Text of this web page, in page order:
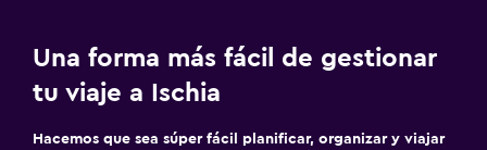
Una forma más fácil de gestionar
tu viaje a Ischia
Hacemos que sea súper fácil planificar, organizar y viajar